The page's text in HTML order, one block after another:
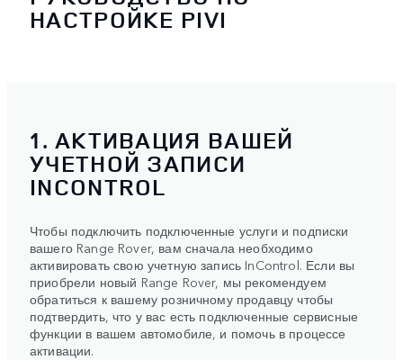
НАСТРОЙКЕ PIVI
1. АКТИВАЦИЯ ВАШЕЙ
УЧЕТНОЙ ЗАПИСИ
INCONTROL
Чтобы подключить подключенные услуги и подписки
вашего Range Rover, вам сначала необходимо
активировать свою учетную запись InControl. Если вы
приобрели новый Range Rover, мы рекомендуем
обратиться к вашему розничному продавцу чтобы
подтвердить, что у вас есть подключенные сервисные
функции в вашем автомобиле, и помочь в процессе
активации.